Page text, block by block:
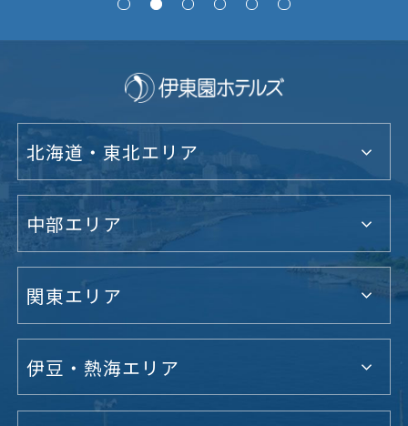
北海道・東北エリア
中部エリア
関東エリア
伊豆・熱海エリア